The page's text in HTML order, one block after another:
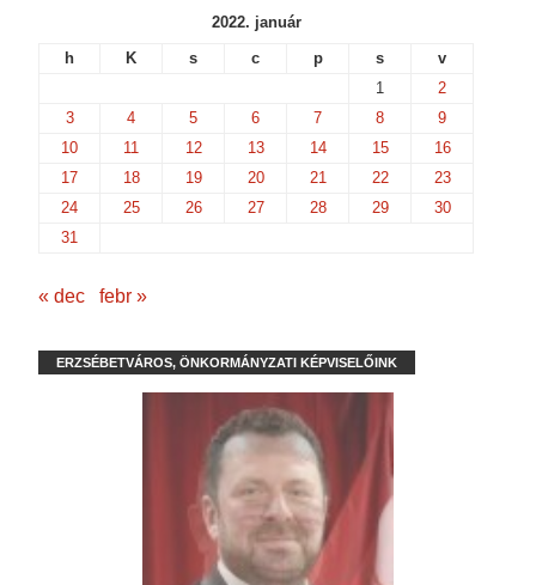
2022. január
h
K s c p s
v
1
2
3
4 5 6 7 8
9
10
11 12 13 14 15
16
17
18 19 20 21 22
23
24
25 26 27 28 29
30
31
« dec febr »
ERZSÉBETVÁROS, ÖNKORMÁNYZATI KÉPVISELŐINK